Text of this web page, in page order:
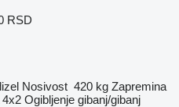
RSD
Nosivost 420 kg Zapremina
4x2 Ogibljenje gibanj/gibanj